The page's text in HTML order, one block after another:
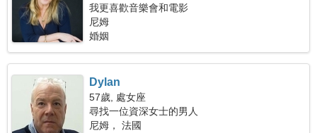
我更喜歡音樂會和電影
尼姆
婚姻
Dylan
57歲, 處女座
尋找一位資深女士的男人
尼姆， 法國